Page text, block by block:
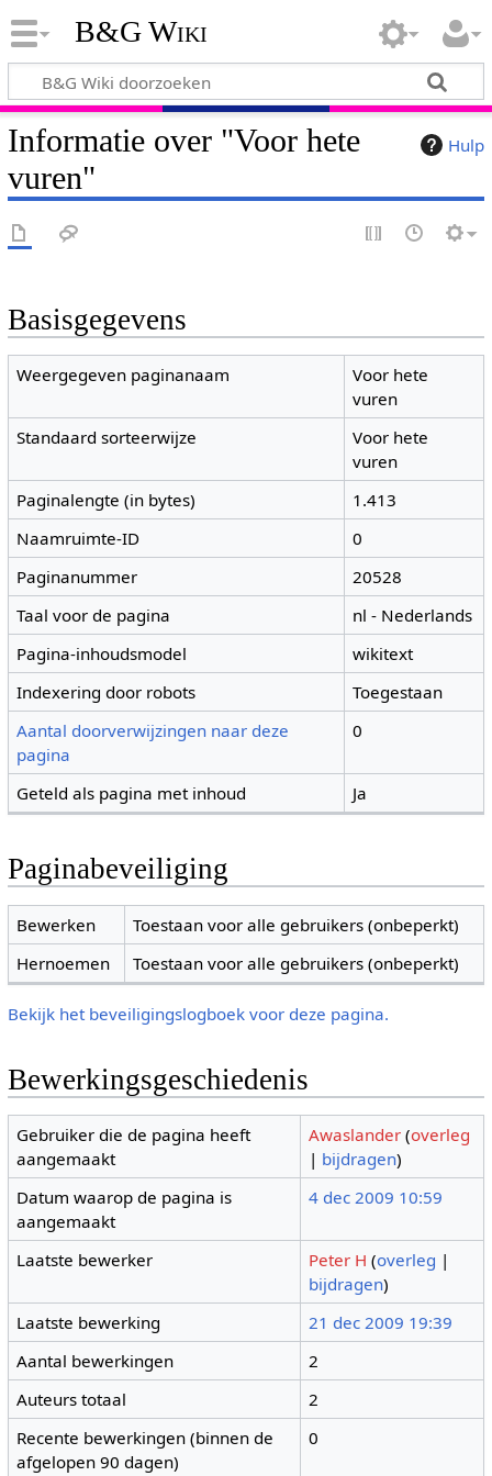
B&G Wiki
Hulp
Informatie over "Voor hete
vuren"
Basisgegevens
Weergegeven paginanaam
Voor hete
vuren
Standaard sorteerwijze
Voor hete
vuren
Paginalengte (in bytes)
1.413
Naamruimte-ID
0
Paginanummer
20528
Taal voor de pagina
nl - Nederlands
Pagina-inhoudsmodel
wikitext
Indexering door robots
Toegestaan
Aantal doorverwijzingen naar deze
pagina
0
Geteld als pagina met inhoud Ja
Paginabeveiliging
Bewerken
Toestaan voor alle gebruikers (onbeperkt)
Hernoemen
Toestaan voor alle gebruikers (onbeperkt)
Bekijk het beveiligingslogboek voor deze pagina.
Bewerkingsgeschiedenis
Gebruiker die de pagina heeft
aangemaakt
Awaslander (overleg
| bijdragen)
Datum waarop de pagina is
aangemaakt
4 dec 2009 10:59
Laatste bewerker Peter H (overleg |
bijdragen)
Laatste bewerking
21 dec 2009 19:39
Aantal bewerkingen
2
Auteurs totaal
2
Recente bewerkingen (binnen de
afgelopen 90 dagen)
0